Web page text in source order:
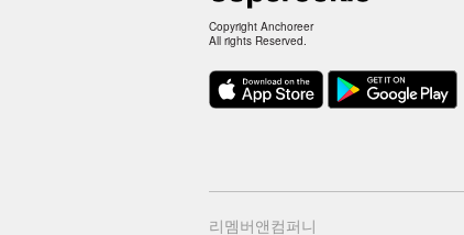
Copyright Anchoreer
All rights Reserved.
리멤버앤컴퍼니